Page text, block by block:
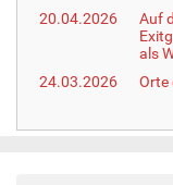
20.04.2026
Auf
als
24.03.2026
Orte